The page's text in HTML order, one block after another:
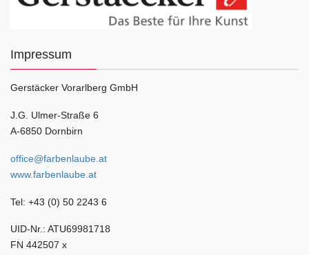
Impressum
Gerstäcker Vorarlberg GmbH
J.G. Ulmer-Straße 6
A-6850 Dornbirn
office@farbenlaube.at
www.farbenlaube.at
Tel: +43 (0) 50 2243 6
UID-Nr.: ATU69981718
FN 442507 x